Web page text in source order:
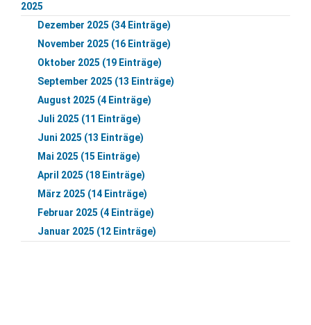
2025
Dezember 2025 (34 Einträge)
November 2025 (16 Einträge)
Oktober 2025 (19 Einträge)
September 2025 (13 Einträge)
August 2025 (4 Einträge)
Juli 2025 (11 Einträge)
Juni 2025 (13 Einträge)
Mai 2025 (15 Einträge)
April 2025 (18 Einträge)
März 2025 (14 Einträge)
Februar 2025 (4 Einträge)
Januar 2025 (12 Einträge)